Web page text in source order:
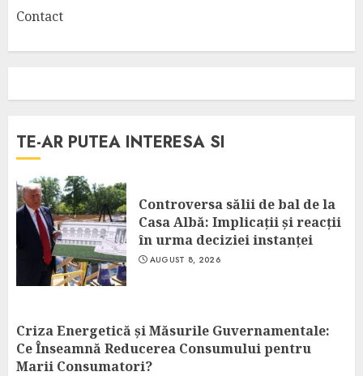
Contact
TE-AR PUTEA INTERESA SI
Controversa sălii de bal de la
Casa Albă: Implicații și reacții
în urma deciziei instanței
AUGUST 8, 2026
Criza Energetică și Măsurile Guvernamentale:
Ce Înseamnă Reducerea Consumului pentru
Marii Consumatori?